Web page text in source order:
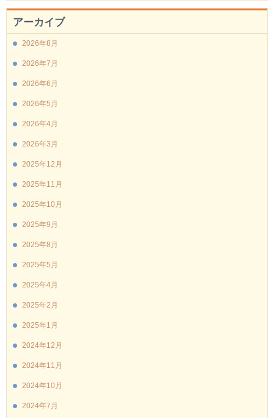
アーカイブ
2026年8月
2026年7月
2026年6月
2026年5月
2026年4月
2026年3月
2025年12月
2025年11月
2025年10月
2025年9月
2025年8月
2025年5月
2025年4月
2025年2月
2025年1月
2024年12月
2024年11月
2024年10月
2024年7月